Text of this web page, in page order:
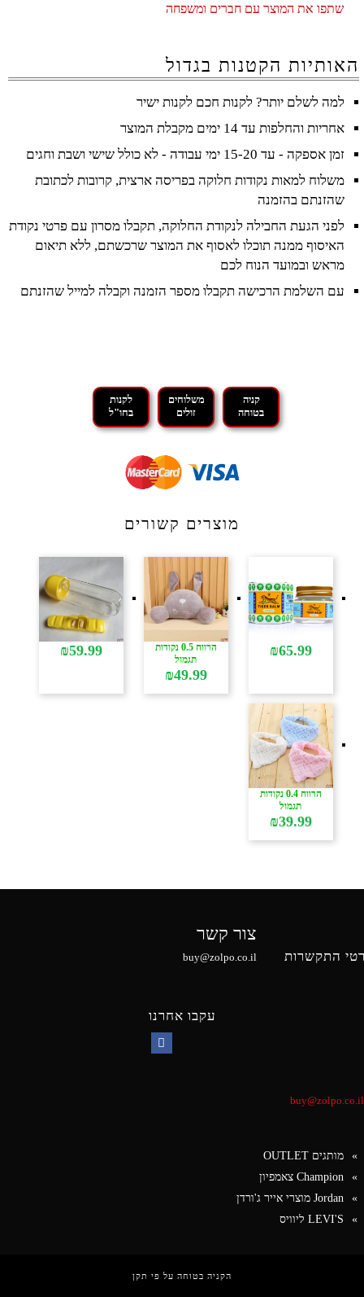
שתפו את המוצר עם חברים ומשפחה
האותיות הקטנות בגדול
למה לשלם יותר? לקנות חכם לקנות ישיר
אחריות והחלפות עד 14 ימים מקבלת המוצר
זמן אספקה - עד 15-20 ימי עבודה - לא כולל שישי ושבת וחגים
משלוח למאות נקודות חלוקה בפריסה ארצית, קרובות לכתובת
שהזנתם בהזמנה
לפני הגעת החבילה לנקודת החלוקה, תקבלו מסרון עם פרטי נקודת
האיסוף ממנה תוכלו לאסוף את המוצר שרכשתם, ללא תיאום
מראש ובמועד הנוח לכם
עם השלמת הרכישה תקבלו מספר הזמנה וקבלה למייל שהזנתם
קניה
בטוחה
משלוחים
זולים
לקנות
בחו"ל
מוצרים קשורים
₪65.99
הרווח 0.5 נקודות
תגמול
₪49.99
₪59.99
הרווח 0.4 נקודות
תגמול
₪39.99
התקשרות
צור קשר
buy@zolpo.co.il
עקבו אחרנו
buy@zolpo.co.il
מותגים OUTLET
Champion צאמפיון
Jordan מוצרי אייר ג'ורדן
LEVI'S ליוויס
הקניה בטוחה על פי תקן